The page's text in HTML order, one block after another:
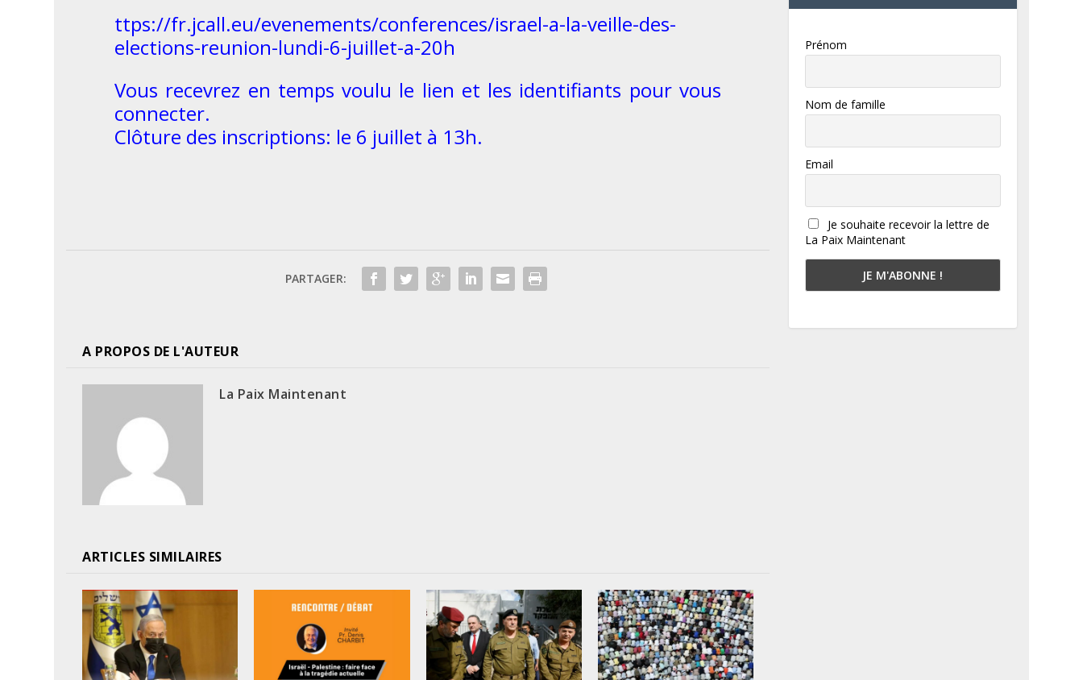
ttps://fr.jcall.eu/evenements/conferences/israel-a-la-veille-des-
elections-reunion-lundi-6-juillet-a-20h
Vous recevrez en temps voulu le lien et les identifiants pour vous
connecter.
Clôture des inscriptions: le 6 juillet à 13h.
PARTAGER:
A PROPOS DE L'AUTEUR
La Paix Maintenant
ARTICLES SIMILAIRES
Prénom
Nom de famille
Email
Je souhaite recevoir la lettre de
La Paix Maintenant